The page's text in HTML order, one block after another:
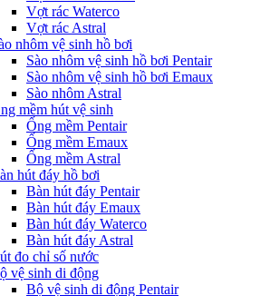
Vợt rác Waterco
Vợt rác Astral
nhôm vệ sinh hồ bơi
Sào nhôm vệ sinh hồ bơi Pentair
Sào nhôm vệ sinh hồ bơi Emaux
Sào nhôm Astral
mềm hút vệ sinh
Ống mềm Pentair
Ống mềm Emaux
Ống mềm Astral
hút đáy hồ bơi
Bàn hút đáy Pentair
Bàn hút đáy Emaux
Bàn hút đáy Waterco
Bàn hút đáy Astral
đo chỉ số nước
vệ sinh di động
Bộ vệ sinh di động Pentair